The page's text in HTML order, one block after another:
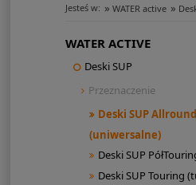
Jesteś w: » WATER active »
WATER ACTIVE
Deski SUP
Przeznaczenie
Deski SUP Allround
(uniwersalne)
Deski SUP
Deski SUP Touring